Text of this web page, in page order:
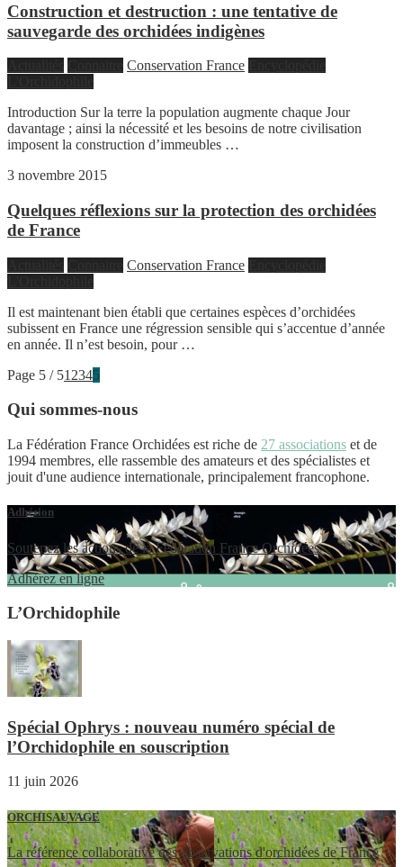
Construction et destruction : une tentative de
sauvegarde des orchidées indigènes
Conservation France
Introduction Sur la terre la population augmente chaque Jour
davantage ; ainsi la nécessité et les besoins de notre civilisation
imposent la construction d’immeubles …
3 novembre 2015
Quelques réflexions sur la protection des orchidées
de France
Conservation France
Il est maintenant bien établi que certaines espèces d’orchidées
subissent en France une régression sensible qui s’accentue d’année
en année. Il n’est besoin, pour …
Page 5 / 51 2345
Qui sommes-nous
La Fédération France Orchidées est riche de 27 associations et de
1994 membres, elle rassemble des amateurs et des spécialistes et
jouit d'une audience internationale, principalement francophone.
Adhésion
Soutenez les actions de la Fédération France Orchidées
Adhérez en ligne
L’Orchidophile
Spécial Ophrys : nouveau numéro spécial de
l’Orchidophile en souscription
11 juin 2026
ORCHISAUVAGE
La référence collaborative des observations d'orchidées de France